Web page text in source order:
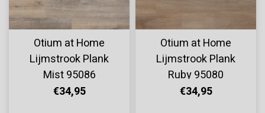
Otium at Home
Lijmstrook Plank
Mist 95086
€34,95
Otium at Home
Lijmstrook Plank
Ruby 95080
€34,95